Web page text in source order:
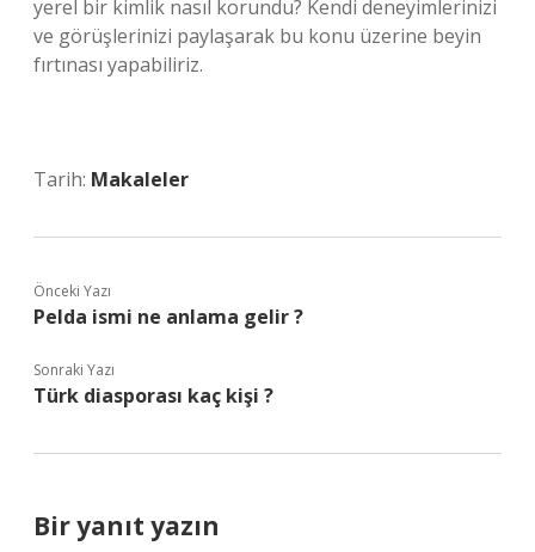
yerel bir kimlik nasıl korundu? Kendi deneyimlerinizi
ve görüşlerinizi paylaşarak bu konu üzerine beyin
fırtınası yapabiliriz.
Tarih: Makaleler
Önceki Yazı
Pelda ismi ne anlama gelir ?
Sonraki Yazı
Türk diasporası kaç kişi ?
Bir yanıt yazın